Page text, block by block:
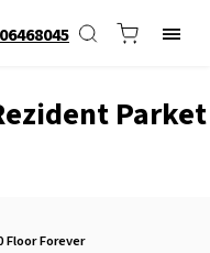
Parket
Floor Forever